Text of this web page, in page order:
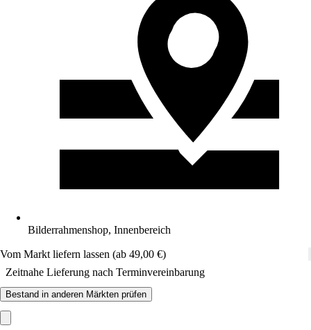
Bilderrahmenshop, Innenbereich
Vom Markt liefern lassen (ab 49,00 €)
Zeitnahe Lieferung nach Terminvereinbarung
Bestand in anderen Märkten prüfen